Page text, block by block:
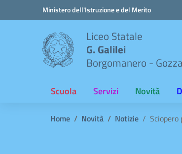
Vai ai contenuti
Vai al menu di navigazioneMinistero dell'Istruzione e del Merito
Liceo Statale
G. Galilei
Borgomanero -
Scuola Servizi Novità
Home Novità Notizie